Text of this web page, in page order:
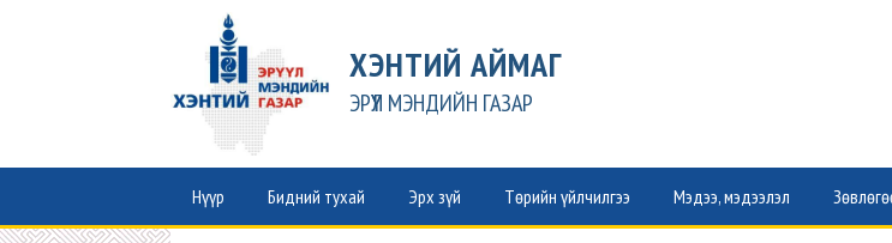
ХЭНТИЙ АЙМАГ
ЭРҮҮЛ МЭНДИЙН ГАЗАР
Нүүр Бидний тухай Эрх зүй Төрийн үйлчилгээ Мэдээ, мэдээлэл